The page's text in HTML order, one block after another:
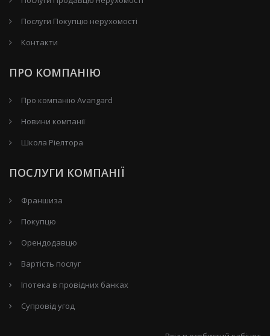
Послуги Покупцю нерухомості
Контакти
ПРО КОМПАНІЮ
Про компанію Avangard
Новини компанії
Школа Ріелтора
ПОСЛУГИ КОМПАНІЇ
Франшиза
Покупцю
Орендодавцю
Вартість послуг
Іпотека в провідних банках
Супровід угод